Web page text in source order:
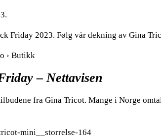
Friday 2023. Følg vår dekning av Gina
› Butikk
– Nettavisen
fra Gina Tricot. Mange i Norge
mini__storrelse-164